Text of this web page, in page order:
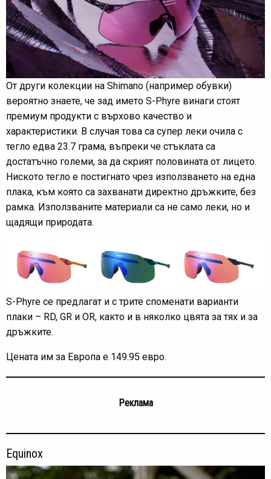
От други колекции на Shimano (например обувки)
вероятно знаете, че зад името S-Phyre винаги стоят
премиум продукти с върхово качество и
характеристики. В случая това са супер леки очила с
тегло едва 23.7 грама, въпреки че стъклата са
достатъчно големи, за да скрият половината от лицето.
Ниското тегло е постигнато чрез използването на една
плака, към която са захванати директно дръжките, без
рамка. Използваните материали са не само леки, но и
щадящи природата.
S-Phyre се предлагат и с трите споменати варианти
плаки – RD, GR и OR, както и в няколко цвята за тях и за
дръжките.
Цената им за Европа е 149.95 евро.
Реклама
Equinox